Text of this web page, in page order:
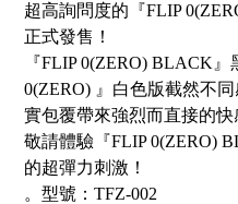
超高詢問度的『FLIP
正式發售！
『FLIP 0(ZERO) BLACK
0(ZERO) 』白色版截然不
實包覆帶來強烈而直接的快
敬請體驗『FLIP 0(ZERO)
的超彈力刺激！
。型號：TFZ-002